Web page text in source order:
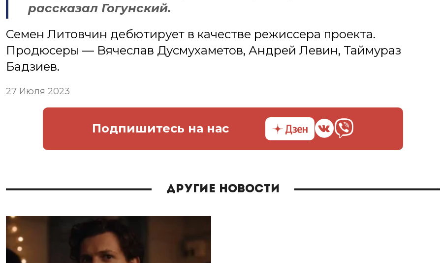
рассказал Гогунский.
Семен Литовчин дебютирует в качестве режиссера проекта.
Продюсеры — Вячеслав Дусмухаметов, Андрей Левин, Таймураз
Бадзиев.
27 Июля 2023
Подпишитесь на нас
Другие новости